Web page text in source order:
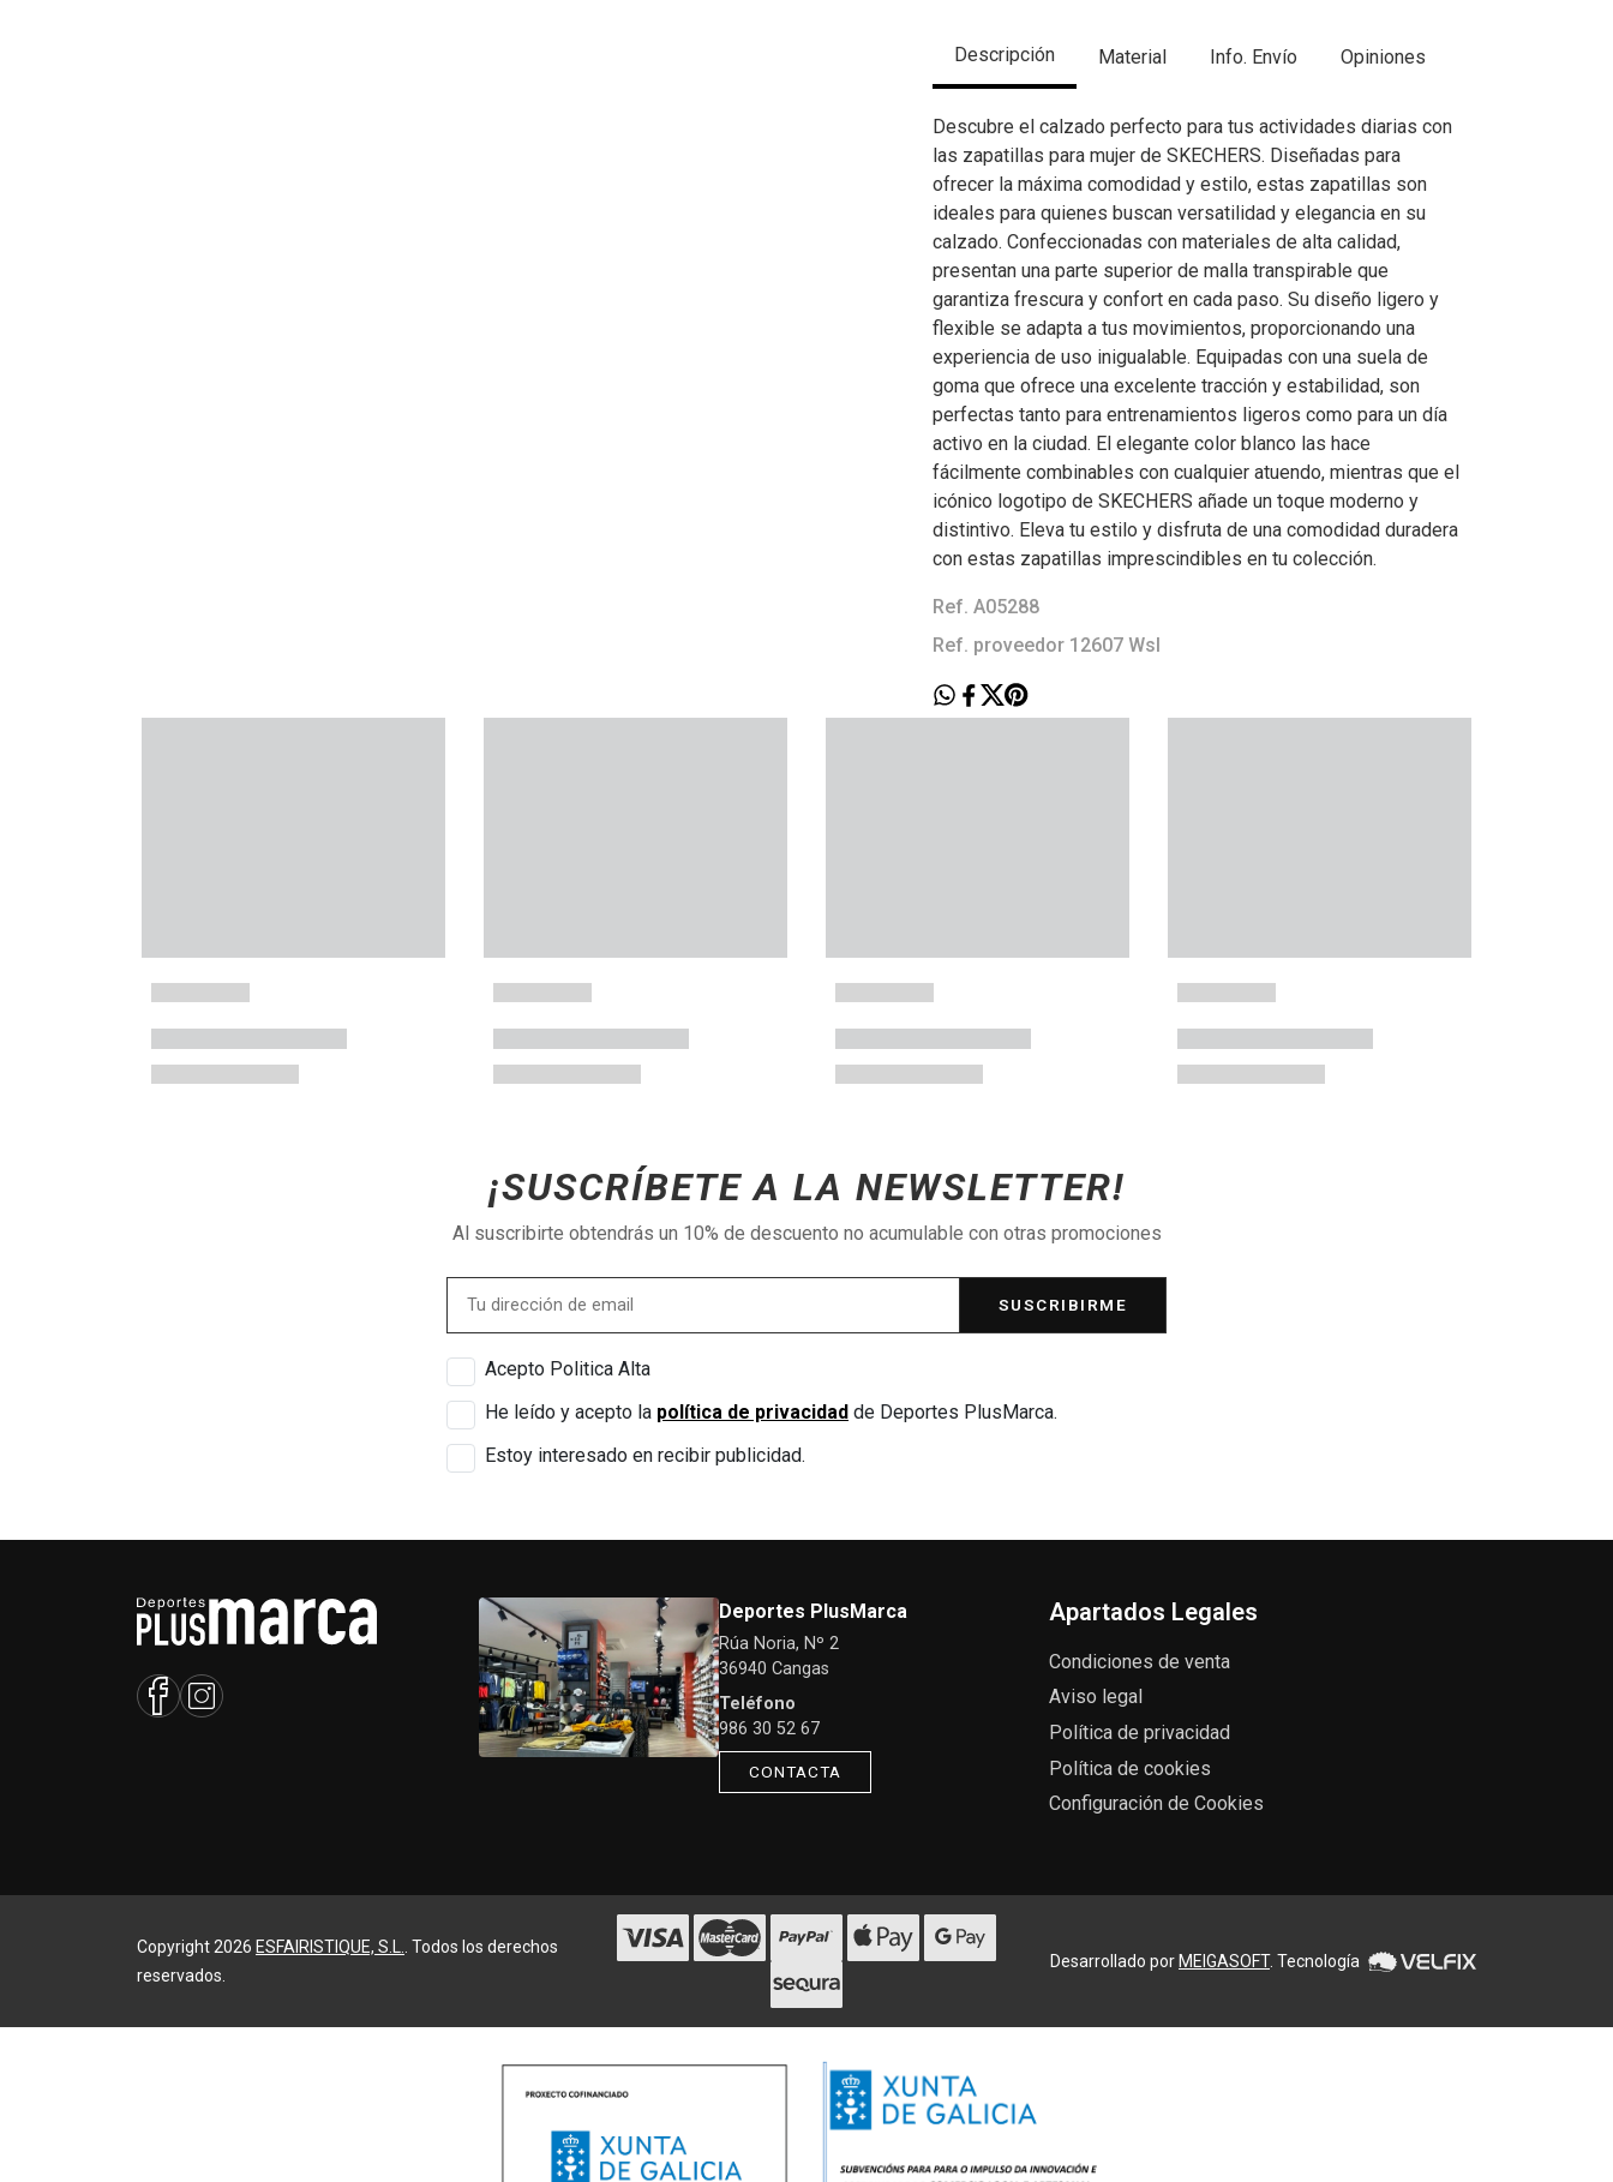
Descripción Material Info. Envío Opiniones
Descubre el calzado perfecto para tus actividades diarias con
las zapatillas para mujer de SKECHERS. Diseñadas para
ofrecer la máxima comodidad y estilo, estas zapatillas son
ideales para quienes buscan versatilidad y elegancia en su
calzado. Confeccionadas con materiales de alta calidad,
presentan una parte superior de malla transpirable que
garantiza frescura y confort en cada paso. Su diseño ligero y
flexible se adapta a tus movimientos, proporcionando una
experiencia de uso inigualable. Equipadas con una suela de
goma que ofrece una excelente tracción y estabilidad, son
perfectas tanto para entrenamientos ligeros como para un día
activo en la ciudad. El elegante color blanco las hace
fácilmente combinables con cualquier atuendo, mientras que el
icónico logotipo de SKECHERS añade un toque moderno y
distintivo. Eleva tu estilo y disfruta de una comodidad duradera
con estas zapatillas imprescindibles en tu colección.
Ref. A05288
Ref. proveedor 12607 Wsl
¡SUSCRÍBETE A LA NEWSLETTER!
Al suscribirte obtendrás un 10% de descuento no acumulable con otras promociones
SUSCRIBIRME
Acepto Politica Alta
He leído y acepto la política de privacidad de Deportes PlusMarca.
Estoy interesado en recibir publicidad.
Deportes PlusMarca
Rúa Noria, Nº 2
36940 Cangas
Teléfono
986 30 52 67
CONTACTA
Apartados Legales
Condiciones de venta
Aviso legal
Política de privacidad
Política de cookies
Configuración de Cookies
Copyright 2026 ESFAIRISTIQUE, S.L.
. Todos los derechos
reservados.
Desarrollado por MEIGASOFT. Tecnología